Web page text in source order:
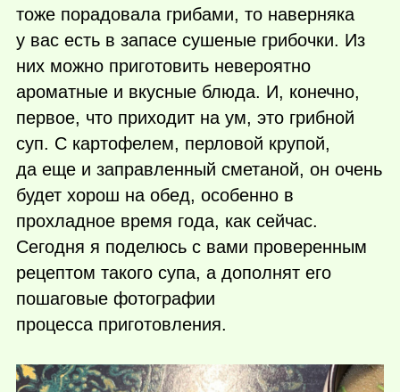
тоже порадовала грибами, то наверняка
у вас есть в запасе сушеные грибочки. Из
них можно приготовить невероятно
ароматные и вкусные блюда. И, конечно,
первое, что приходит на ум, это грибной
суп. С картофелем, перловой крупой,
да еще и заправленный сметаной, он очень
будет хорош на обед, особенно в
прохладное время года, как сейчас.
Сегодня я поделюсь с вами проверенным
рецептом такого супа, а дополнят его
пошаговые фотографии
процесса приготовления.